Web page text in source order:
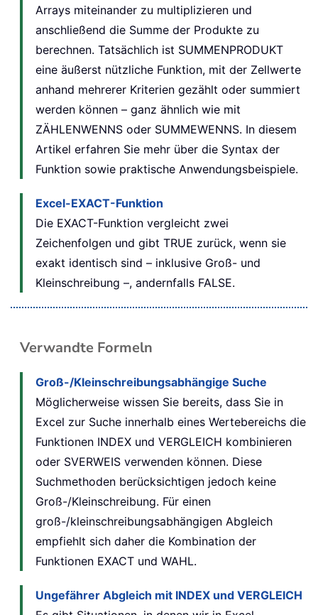
Arrays miteinander zu multiplizieren und
anschließend die Summe der Produkte zu
berechnen. Tatsächlich ist SUMMENPRODUKT
eine äußerst nützliche Funktion, mit der Zellwerte
anhand mehrerer Kriterien gezählt oder summiert
werden können – ganz ähnlich wie mit
ZÄHLENWENNS oder SUMMEWENNS. In diesem
Artikel erfahren Sie mehr über die Syntax der
Funktion sowie praktische Anwendungsbeispiele.
Excel-EXACT-Funktion
Die EXACT-Funktion vergleicht zwei
Zeichenfolgen und gibt TRUE zurück, wenn sie
exakt identisch sind – inklusive Groß- und
Kleinschreibung –, andernfalls FALSE.
Verwandte Formeln
Groß-/Kleinschreibungsabhängige Suche
Möglicherweise wissen Sie bereits, dass Sie in
Excel zur Suche innerhalb eines Wertebereichs die
Funktionen INDEX und VERGLEICH kombinieren
oder SVERWEIS verwenden können. Diese
Suchmethoden berücksichtigen jedoch keine
Groß-/Kleinschreibung. Für einen
groß-/kleinschreibungsabhängigen Abgleich
empfiehlt sich daher die Kombination der
Funktionen EXACT und WAHL.
Ungefährer Abgleich mit INDEX und VERGLEICH